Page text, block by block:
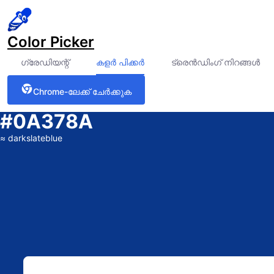
Color Picker
ഗ്രേഡിയന്റ് കളർ പിക്കർ ട്രെൻഡിംഗ് നിറങ്ങൾ
Chrome-ലേക്ക് ചേർക്കുക
#0A378A
≈ darkslateblue